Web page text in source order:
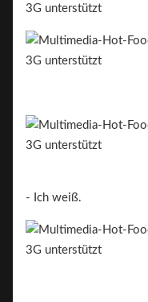
- Ich weiß.